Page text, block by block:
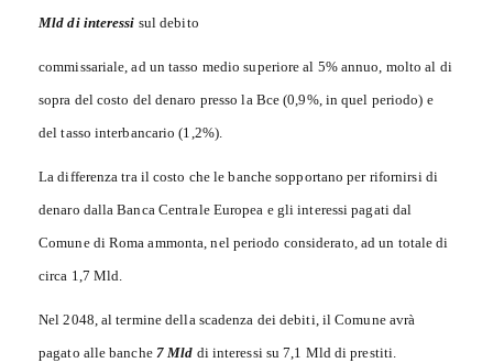
Mld di interessi sul debito
commissariale, ad un tasso medio superiore al 5% annuo, molto al di
sopra del costo del denaro presso la Bce (0,9%, in quel periodo) e
del tasso interbancario (1,2%).
La differenza tra il costo che le banche sopportano per rifornirsi di
denaro dalla Banca Centrale Europea e gli interessi pagati dal
Comune di Roma ammonta, nel periodo considerato, ad un totale di
circa 1,7 Mld.
Nel 2048, al termine della scadenza dei debiti, il Comune avrà
pagato alle banche 7 Mld di interessi su 7,1 Mld di prestiti.